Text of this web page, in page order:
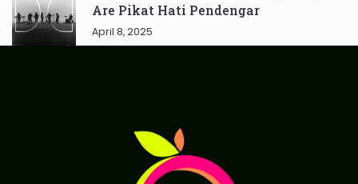
Are Pikat Hati Pendengar
April 8, 2025